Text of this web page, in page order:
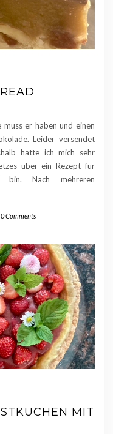
muss er haben und einen
Leider versendet
hatte ich mich sehr
über ein Rezept für
bin. Nach mehreren
0 Comments
MIT